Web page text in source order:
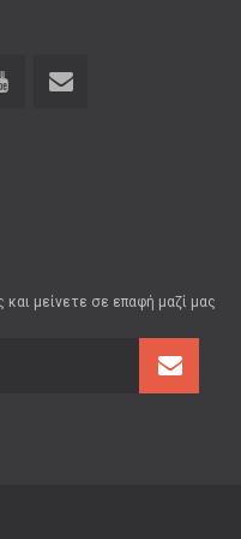
μείνετε σε επαφή μαζί μας